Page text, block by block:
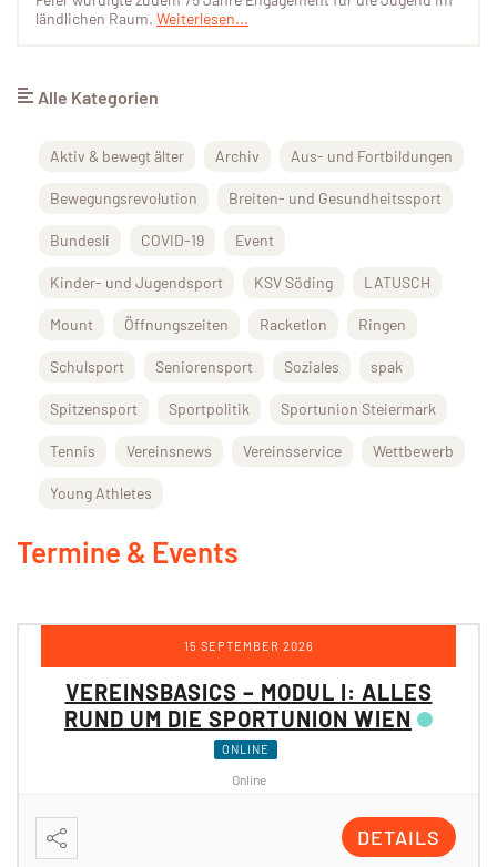
ländlichen Raum. Weiterlesen...
Alle Kategorien
Aktiv & bewegt älter Archiv Aus- und Fortbildungen
Bewegungsrevolution Breiten- und Gesundheitssport
Bundesli COVID-19 Event
Kinder- und Jugendsport KSV Söding LATUSCH
Mount Öffnungszeiten Racketlon Ringen
Schulsport Seniorensport Soziales spak
Spitzensport Sportpolitik Sportunion Steiermark
Tennis Vereinsnews Vereinsservice Wettbewerb
Young Athletes
Termine & Events
12 OKTOBER 2026
VEREINSBASICS – MODUL II:
PROJEKTE & FÖRDERUNGEN DER
SPORTUNION WIEN
Online
DETAILS